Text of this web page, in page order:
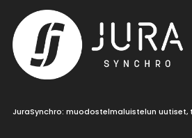
JuraSynchro: muodostelmaluistelun